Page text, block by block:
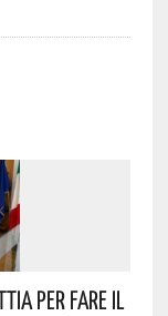
Per Fare Il